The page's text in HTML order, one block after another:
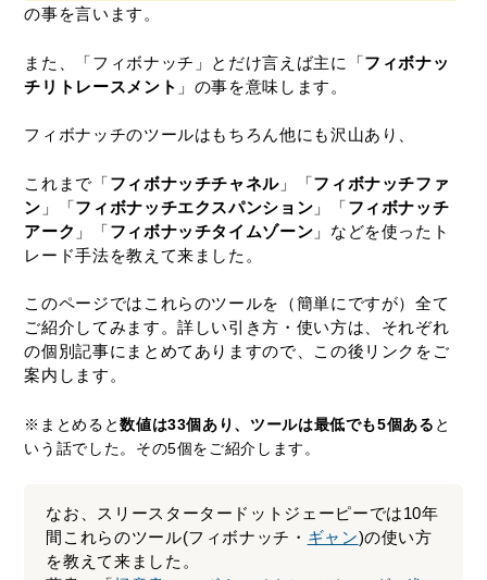
の事を言います。
また、「フィボナッチ」とだけ言えば主に「フィボナッ
チリトレースメント 」の事を意味します。
フィボナッチのツールはもちろん他にも沢山あり、
これまで「フィボナッチチャネル 」「フィボナッチファ
ン 」「フィボナッチエクスパンション 」「フィボナッチ
アーク 」「フィボナッチタイムゾーン 」などを使ったト
レード手法を教えて来ました。
このページではこれらのツールを（簡単にですが）全て
ご紹介してみます。詳しい引き方・使い方は、それぞれ
の個別記事にまとめてありますので、この後リンクをご
案内します。
※まとめると数値は33個あり、ツールは最低でも5個ある と
いう話でした。その5個をご紹介します。
なお、スリースタータードットジェーピーでは10年
間これらのツール(フィボナッチ・ ギャン)の使い方
を教えて来ました。